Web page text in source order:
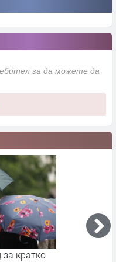
за да можете да
кратко